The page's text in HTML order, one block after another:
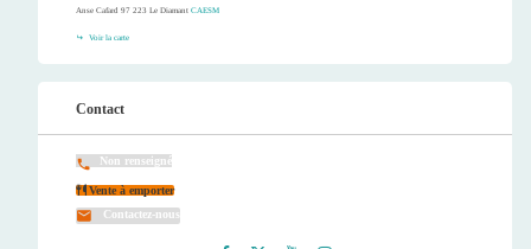
Anse Cafard 97 223 Le Diamant CAESM
Voir la carte
Contact
Non renseigné
Vente à emporter
Contactez-nous